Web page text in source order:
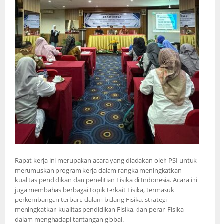
Rapat kerja ini merupakan acara yang diadakan oleh PSI untuk
merumuskan program kerja dalam rangka meningkatkan
kualitas pendidikan dan penelitian Fisika di Indonesia. Acara ini
juga membahas berbagai topik terkait Fisika, termasuk
perkembangan terbaru dalam bidang Fisika, strategi
meningkatkan kualitas pendidikan Fisika, dan peran Fisika
dalam menghadapi tantangan global.